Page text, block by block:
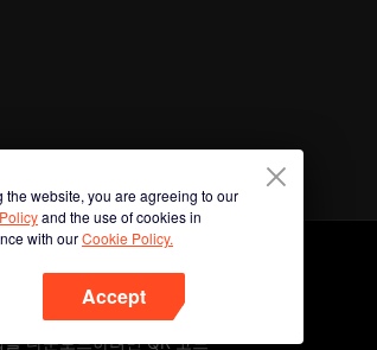
the website, you are agreeing to our
and the use of cookies in
with ourCookie Policy.
Accept
을 다운로드하려면 QR 코드